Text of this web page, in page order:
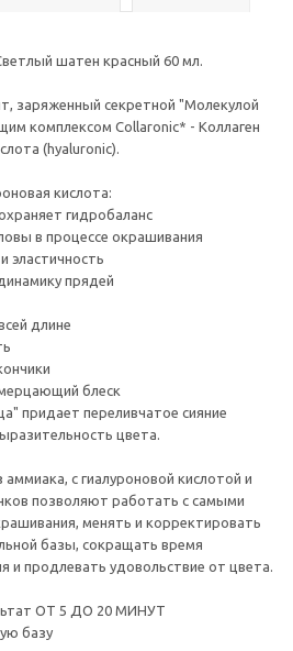
шатен красный 60 мл.
заряженный секретной "Молекулой
комплексом Collaronic* - Коллаген
(hyaluronic).
кислота:
гидробаланс
в процессе окрашивания
эластичность
прядей
длине
блеск
придает переливчатое сияние
цвета.
с гиалуроновой кислотой и
позволяют работать с самыми
менять и корректировать
базы, сокращать время
и продлевать удовольствие от цвета.
ОТ 5 ДО 20 МИНУТ
базу